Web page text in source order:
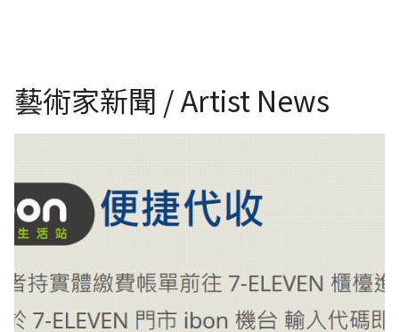
藝術家新聞 / Artist News